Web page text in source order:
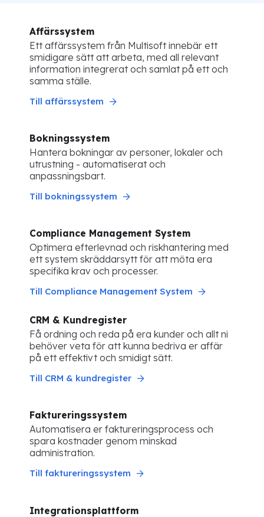
Affärssystem
Ett affärssystem från Multisoft innebär ett
smidigare sätt att arbeta, med all relevant
information integrerat och samlat på ett och
samma ställe.
Till affärssystem
Bokningssystem
Hantera bokningar av personer, lokaler och
utrustning - automatiserat och
anpassningsbart.
Till bokningssystem
Compliance Management System
Optimera efterlevnad och riskhantering med
ett system skräddarsytt för att möta era
specifika krav och processer.
Till Compliance Management System
CRM & Kundregister
Få ordning och reda på era kunder och allt ni
behöver veta för att kunna bedriva er affär
på ett effektivt och smidigt sätt.
Till CRM & kundregister
Faktureringssystem
Automatisera er faktureringsprocess och
spara kostnader genom minskad
administration.
Till faktureringssystem
Integrationsplattform